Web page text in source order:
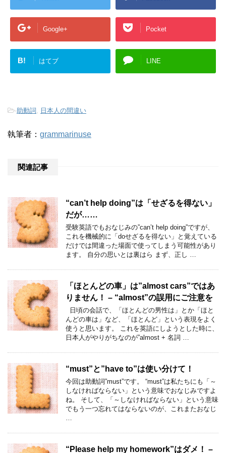
Google+ Pocket
B! はてブ LINE
-助動詞 日本人の間違い
執筆者： grammarinuse
関連記事
“can’t help doing”は「せざるを得ない」
だが……
受験英語でもおなじみの”can’t help doing”ですが、
これを機械的に「doせざるを得ない」と覚えている
だけでは間違った場面で使ってしまう可能性があり
ます。 自分の思いとは裏はら まず、正し …
「ほとんどの車」は”almost cars”ではあ
りません！ – “almost”の誤用にご注意を
日頃の会話で、「ほとんどの男性は」とか「ほと
んどの車は」など、「ほとんど」という表現をよく
使うと思います。 これを英語にしようとした時に、
日本人がやりがちなのが”almost + 名詞 …
“must”と”have to”は使い分けて！
今回は助動詞”must”です。 “must”は私たちにも「～
しなければならない」という意味でおなじみですよ
ね。 そして、「～しなければならない」という意味
でもう一つ忘れてはならないのが、これまたおなじ
“Please help my homework”はダメ！ –